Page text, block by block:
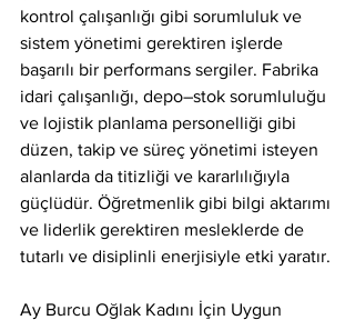
kontrol çalışanlığı gibi sorumluluk ve
sistem yönetimi gerektiren işlerde
başarılı bir performans sergiler. Fabrika
idari çalışanlığı, depo–stok sorumluluğu
ve lojistik planlama personelliği gibi
düzen, takip ve süreç yönetimi isteyen
alanlarda da titizliği ve kararlılığıyla
güçlüdür. Öğretmenlik gibi bilgi aktarımı
ve liderlik gerektiren mesleklerde de
tutarlı ve disiplinli enerjisiyle etki yaratır.
Ay Burcu Oğlak Kadını İçin Uygun